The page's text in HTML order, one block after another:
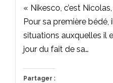
« Nikesco, c’est
Pour sa première
situations auxquelles il
jour du fait de sa…
Partager :